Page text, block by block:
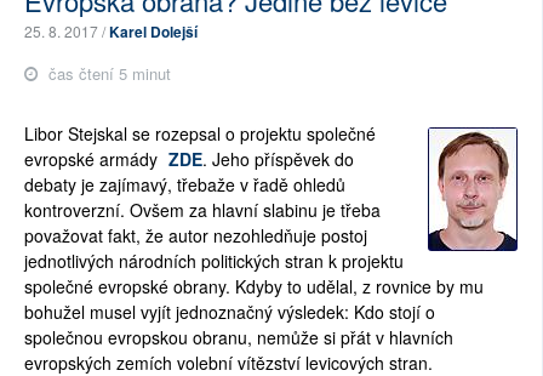
25. 8. 2017 /Karel Dolejší
čas čtení 5 minut
Libor Stejskal se rozepsal o projektu společné
evropské armády ZDE. Jeho příspěvek do
debaty je zajímavý, třebaže v řadě ohledů
kontroverzní. Ovšem za hlavní slabinu je třeba
považovat fakt, že autor nezohledňuje postoj
jednotlivých národních politických stran k projektu
společné evropské obrany. Kdyby to udělal, z rovnice by mu
bohužel musel vyjít jednoznačný výsledek: Kdo stojí o
společnou evropskou obranu, nemůže si přát v hlavních
evropských zemích volební vítězství levicových stran.